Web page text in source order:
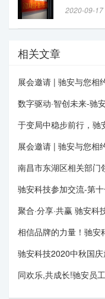
2020-09-17
相关文章
展会邀请 | 驰安与您相
数字驱动·智创未来-驰
于变局中稳步前行，驰
展会邀请 | 驰安与您相
南昌市东湖区相关部门
驰安科技参加交流-第
聚合·分享·共赢 驰安
相信品牌的力量！驰安
驰安科技2020中秋国
同欢乐,共成长!驰安员